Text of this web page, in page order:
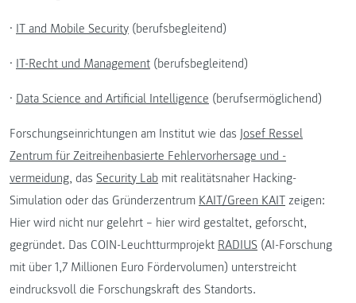
• IT and Mobile Security (berufsbegleitend)
• IT-Recht und Management (berufsbegleitend)
• Data Science and Artificial Intelligence (berufsermöglichend)
Forschungseinrichtungen am Institut wie das Josef Ressel
Zentrum für Zeitreihenbasierte Fehlervorhersage und -
vermeidung, das Security Lab mit realitätsnaher Hacking-
Simulation oder das Gründerzentrum KAIT/Green KAIT zeigen:
Hier wird nicht nur gelehrt – hier wird gestaltet, geforscht,
gegründet. Das COIN-Leuchtturmprojekt RADIUS (AI-Forschung
mit über 1,7 Millionen Euro Fördervolumen) unterstreicht
eindrucksvoll die Forschungskraft des Standorts.